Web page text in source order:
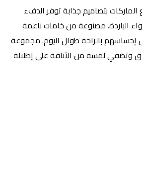
بتصاميم جذابة توفر الدفء
الباردة. مصنوعة من خامات ناعمة
إحساسهم بالراحة طوال اليوم. مجموعة
وتضفي لمسة من الأناقة على إطلالة